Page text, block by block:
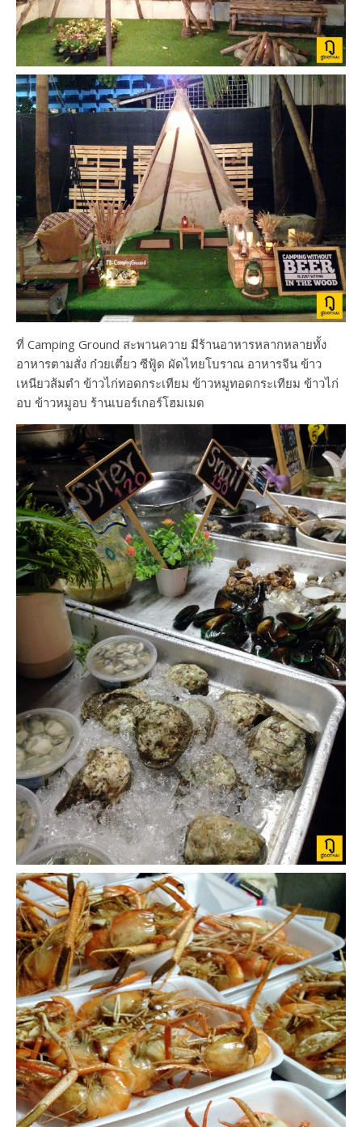
ที่ Camping Ground สะพานควาย มีร้านอาหารหลากหลายทั้ง
อาหารตามสั่ง ก๋วยเตี๋ยว ซีฟู้ด ผัดไทยโบราณ อาหารจีน ข้าว
เหนียวส้มตำ ข้าวไก่ทอดกระเทียม ข้าวหมูทอดกระเทียม ข้าวไก่
อบ ข้าวหมูอบ ร้านเบอร์เกอร์โฮมเมด